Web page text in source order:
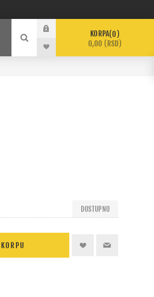
KORPA 0
0,00 (RSD)
DOSTUPNO